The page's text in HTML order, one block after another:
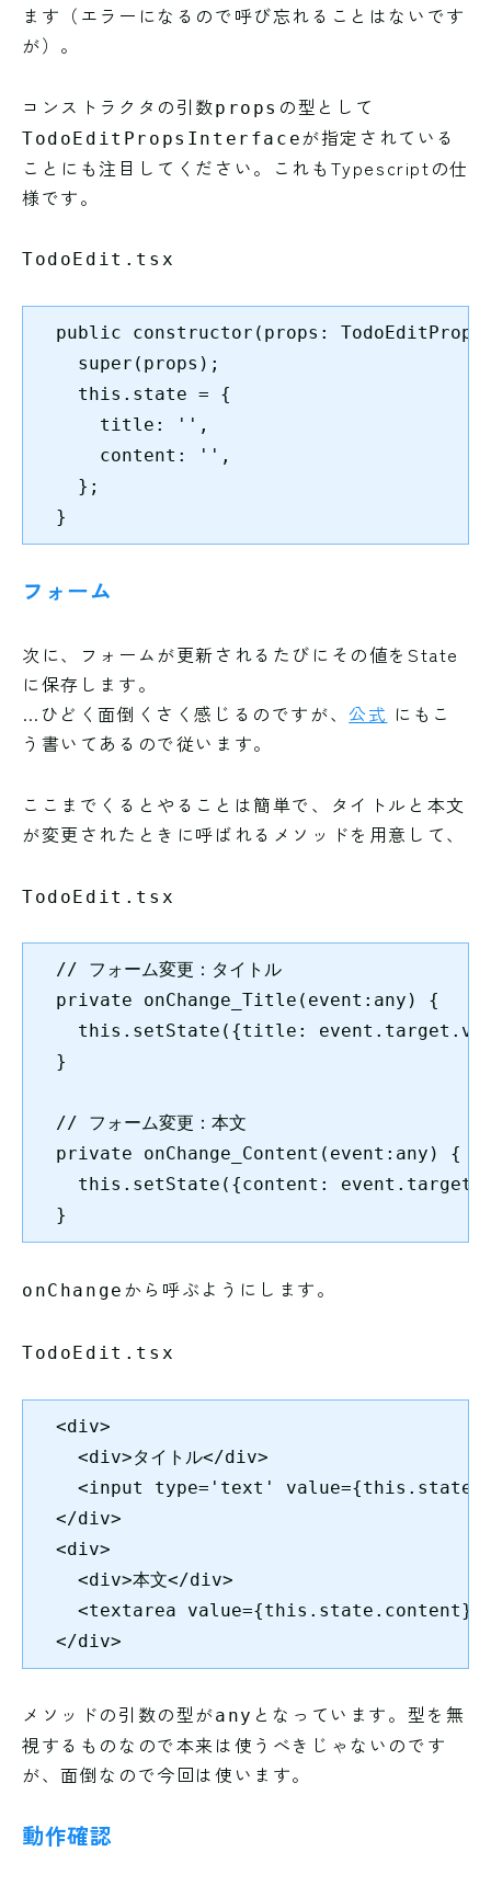
ます（エラーになるので呼び忘れることはないです
が）。
コンストラクタの引数props の型として
TodoEditPropsInterface が指定されている
ことにも注目してください。これもTypescriptの仕
様です。
TodoEdit.tsx
public constructor(props:
    super(props);
    this.state = {
      title: '',
      content: '',
    };
  }
フォーム
次に、フォームが更新されるたびにその値をState
に保存します。
…ひどく面倒くさく感じるのですが、公式 にもこ
う書いてあるので従います。
ここまでくるとやることは簡単で、タイトルと本文
が変更されたときに呼ばれるメソッドを用意して、
TodoEdit.tsx
  // フォーム変更：タイトル
  private onChange_Title(event:any) {
this.setState({title:
  }
  // フォーム変更：本文
  private onChange_Content(event:any) {
this.setState({content:
  }
onChange から呼ぶようにします。
TodoEdit.tsx
  <div>
    <div>タイトル</div>
<input type='text'
  </div>
  <div>
    <div>本文</div>
<textarea value={this.state.content}
  </div>
メソッドの引数の型がany となっています。型を無
視するものなので本来は使うべきじゃないのです
が、面倒なので今回は使います。
動作確認